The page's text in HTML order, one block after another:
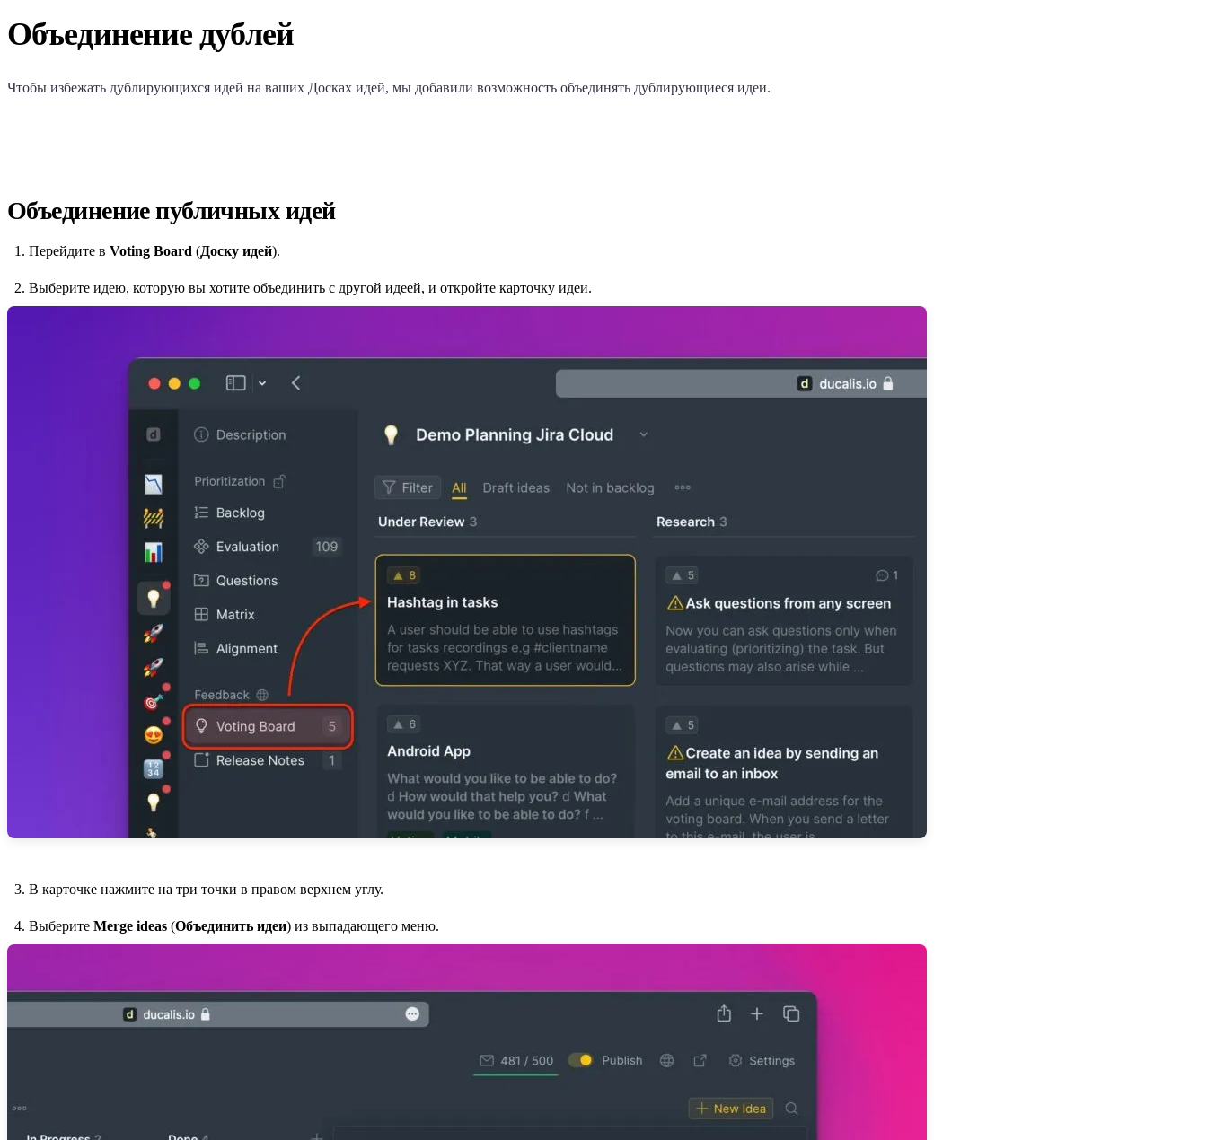
Объединение дублей
Чтобы избежать дублирующихся идей на ваших Досках идей, мы добавили возможность объединять дублирующиеся идеи.
Объединение публичных идей
Перейдите в Voting Board (Доску идей).
Выберите идею, которую вы хотите объединить с другой идеей, и откройте карточку идеи.
В карточке нажмите на три точки в правом верхнем углу.
Выберите Merge ideas (Объединить идеи) из выпадающего меню.